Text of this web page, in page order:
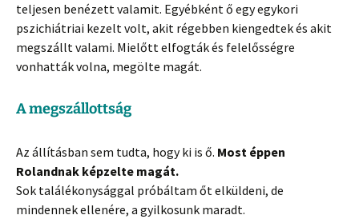
teljesen benézett valamit. Egyébként ő egy egykori
pszichiátriai kezelt volt, akit régebben kiengedtek és akit
megszállt valami. Mielőtt elfogták és felelősségre
vonhatták volna, megölte magát.
A megszállottság
Az állításban sem tudta, hogy ki is ő. Most éppen
Rolandnak képzelte magát.
Sok találékonysággal próbáltam őt elküldeni, de
mindennek ellenére, a gyilkosunk maradt.